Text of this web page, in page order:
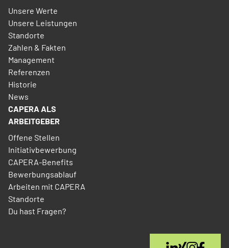
Unsere Werte
Unsere Leistungen
Standorte
Zahlen & Fakten
Management
Referenzen
Historie
News
CAPERA ALS
ARBEITGEBER
Offene Stellen
Initiativbewerbung
CAPERA-Benefits
Bewerbungsablauf
Arbeiten mit CAPERA
Standorte
Du hast Fragen?